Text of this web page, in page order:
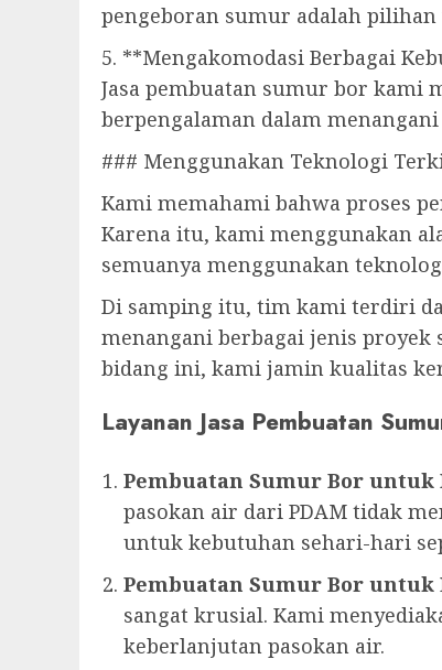
pengeboran sumur adalah pilihan
5. **Mengakomodasi Berbagai
Jasa pembuatan sumur bor kami
berpengalaman dalam
### Menggunakan Teknologi
Kami memahami bahwa proses
Karena itu, kami menggunakan
semuanya menggunakan
Di samping itu, tim kami terdiri
menangani berbagai jenis proyek
bidang ini, kami jamin kualitas
Layanan Jasa Pembuatan
Pembuatan Sumur Bor untuk
pasokan air dari PDAM tidak
untuk kebutuhan sehari-hari
Pembuatan Sumur Bor untuk
sangat krusial. Kami
keberlanjutan pasokan air.